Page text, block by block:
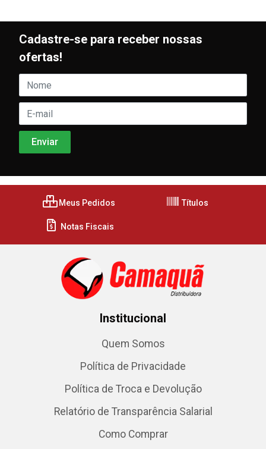
Cadastre-se para receber nossas
ofertas!
Meus Pedidos Títulos
Notas Fiscais
Institucional
Quem Somos
Política de Privacidade
Política de Troca e Devolução
Relatório de Transparência Salarial
Como Comprar